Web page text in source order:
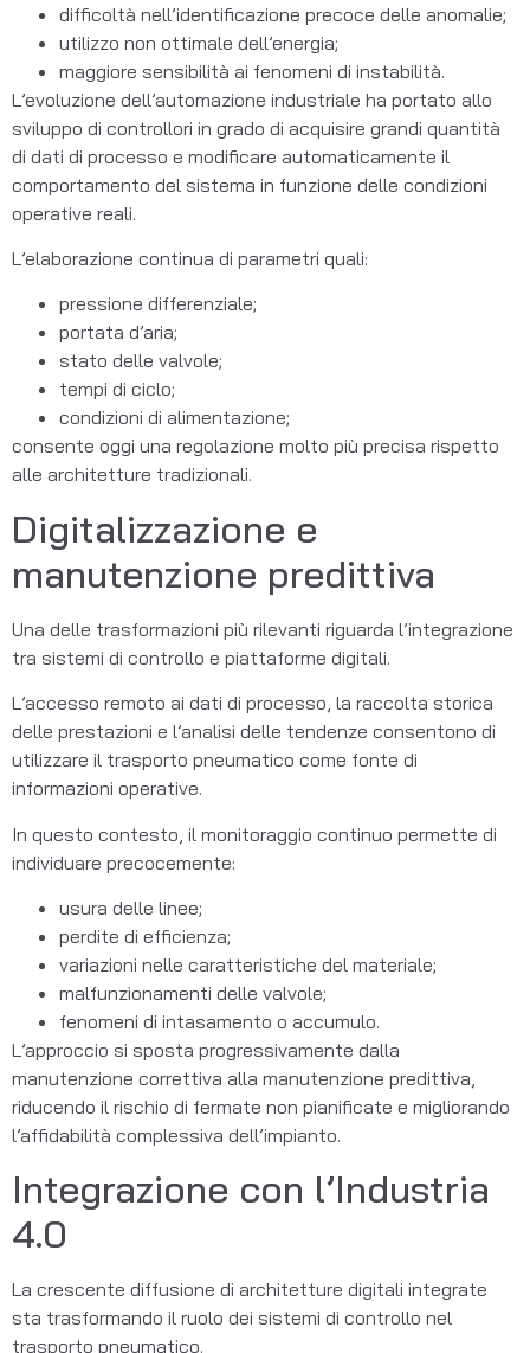
difficoltà nell’identificazione precoce delle anomalie;
utilizzo non ottimale dell’energia;
maggiore sensibilità ai fenomeni di instabilità.
L’evoluzione dell’automazione industriale ha portato allo
sviluppo di controllori in grado di acquisire grandi quantità
di dati di processo e modificare automaticamente il
comportamento del sistema in funzione delle condizioni
operative reali.
L’elaborazione continua di parametri quali:
pressione differenziale;
portata d’aria;
stato delle valvole;
tempi di ciclo;
condizioni di alimentazione;
consente oggi una regolazione molto più precisa rispetto
alle architetture tradizionali.
Digitalizzazione e
manutenzione predittiva
Una delle trasformazioni più rilevanti riguarda l’integrazione
tra sistemi di controllo e piattaforme digitali.
L’accesso remoto ai dati di processo, la raccolta storica
delle prestazioni e l’analisi delle tendenze consentono di
utilizzare il trasporto pneumatico come fonte di
informazioni operative.
In questo contesto, il monitoraggio continuo permette di
individuare precocemente:
usura delle linee;
perdite di efficienza;
variazioni nelle caratteristiche del materiale;
malfunzionamenti delle valvole;
fenomeni di intasamento o accumulo.
L’approccio si sposta progressivamente dalla
manutenzione correttiva alla manutenzione predittiva,
riducendo il rischio di fermate non pianificate e migliorando
l’affidabilità complessiva dell’impianto.
Integrazione con l’Industria
4.0
La crescente diffusione di architetture digitali integrate
sta trasformando il ruolo dei sistemi di controllo nel
trasporto pneumatico.